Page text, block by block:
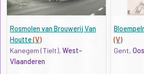
Rosmolen van Brouwerij Van
Houtte(V)
Kanegem (Tielt), West-
Vlaanderen
(V)
Gent,